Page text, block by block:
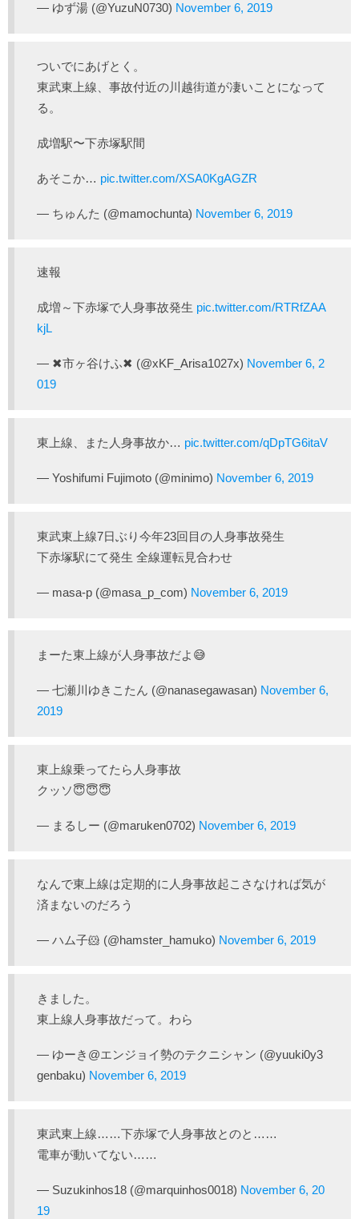
— ゆず湯 (@YuzuN0730) November 6, 2019
ついでにあげとく。
東武東上線、事故付近の川越街道が凄いことになって
る。
成増駅〜下赤塚駅間
あそこか… pic.twitter.com/XSA0KgAGZR
— ちゅんた (@mamochunta) November 6, 2019
速報
成増～下赤塚で人身事故発生 pic.twitter.com/RTRfZAA
kjL
— ✖市ヶ谷けふ✖ (@xKF_Arisa1027x) November 6, 2
019
東上線、また人身事故か… pic.twitter.com/qDpTG6itaV
— Yoshifumi Fujimoto (@minimo) November 6, 2019
東武東上線7日ぶり今年23回目の人身事故発生
下赤塚駅にて発生 全線運転見合わせ
— masa-p (@masa_p_com) November 6, 2019
まーた東上線が人身事故だよ😅
— 七瀬川ゆきこたん (@nanasegawasan) November 6,
2019
東上線乗ってたら人身事故
クッソ😇😇😇
— まるしー (@maruken0702) November 6, 2019
なんで東上線は定期的に人身事故起こさなければ気が
済まないのだろう
— ハム子🐹 (@hamster_hamuko) November 6, 2019
きました。
東上線人身事故だって。わら
— ゆーき@エンジョイ勢のテクニシャン (@yuuki0y3
genbaku) November 6, 2019
東武東上線……下赤塚で人身事故とのと……
電車が動いてない……
— Suzukinhos18 (@marquinhos0018) November 6, 20
19